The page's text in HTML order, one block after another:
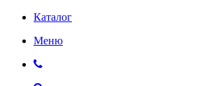
Каталог
Меню